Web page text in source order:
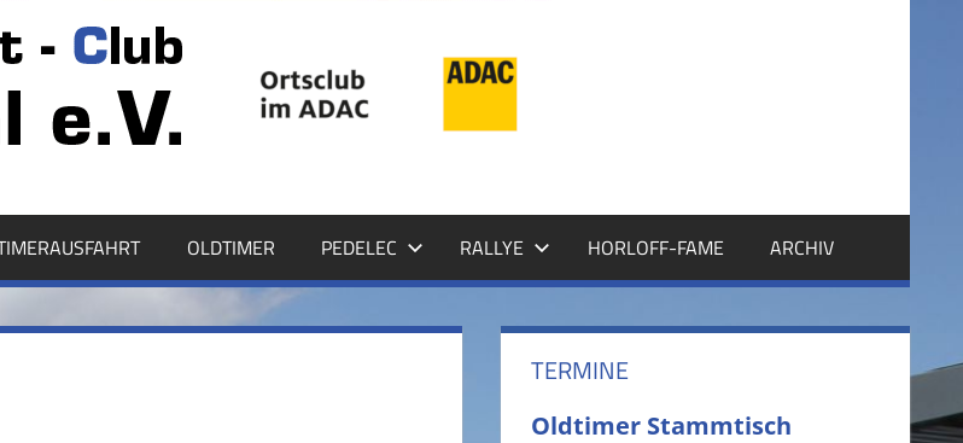
OLDTIMER PEDELEC RALLYE HORLOFF-FAME ARCHIV
TERMINE
Oldtimer Stammtisch